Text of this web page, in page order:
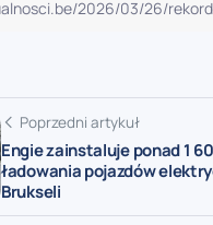
Poprzedni artykuł
Engie zainstaluje ponad 1
ładowania pojazdów
Brukseli